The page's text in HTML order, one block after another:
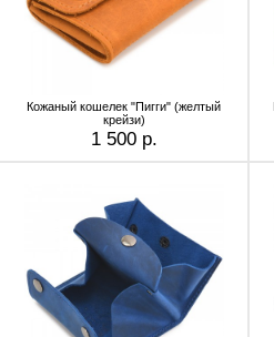
Кожаный кошелек "Пигги" (желтый
крейзи)
1 500 р.